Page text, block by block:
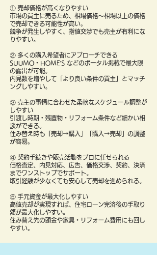
① 売却価格が高くなりやすい
市場の買主に売るため、相場価格〜相場以上の価格
で売却できる可能性が高い。
競争が発生しやすく、指値交渉でも売主が有利にな
りやすい。
② 多くの購入希望者にアプローチできる
SUUMO・HOME’S などのポータル掲載で最大限
の露出が可能。
内見数を増やして「より良い条件の買主」とマッチ
ングしやすい。
③ 売主の事情に合わせた柔軟なスケジュール調整が
しやすい
引渡し時期・残置物・リフォーム条件など細かい相
談ができる。
住み替え時も「売却→購入」「購入→売却」の調整
が容易。
④ 契約手続きや販売活動をプロに任せられる
価格査定、内見対応、広告、価格交渉、契約、決済
までワンストップでサポート。
取引経験が少なくても安心して売却を進められる。
⑤ 手元資金が最大化しやすい
高値売却が実現すれば、住宅ローン完済後の手取り
額が最大化しやすい。
住み替え先の頭金や家具・リフォーム費用にも回し
やすい。